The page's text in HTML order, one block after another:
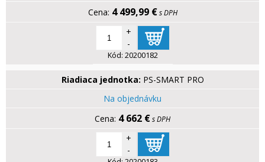
4 499,99 € s DPH
+
-
Kód: 20200182
Riadiaca jednotka: PS-SMART PRO
Na objednávku
4 662 €s DPH
+
-